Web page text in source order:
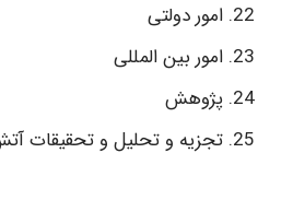
امور دولتی
امور بین المللی
پژوهش
تجزیه و تحلیل و تحقیقات